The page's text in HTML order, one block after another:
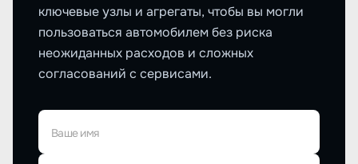
ключевые узлы и агрегаты, чтобы вы могли
пользоваться автомобилем без риска
неожиданных расходов и сложных
согласований с сервисами.
Ваше имя